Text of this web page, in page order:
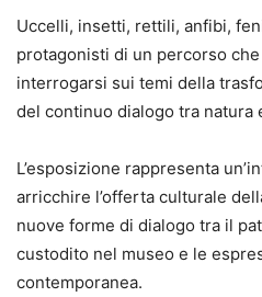
Uccelli, insetti, rettili, anfibi,
protagonisti di un percorso
interrogarsi sui temi della
del continuo dialogo tra natura
L’esposizione rappresenta
arricchire l’offerta culturale
nuove forme di dialogo tra il
custodito nel museo e le
contemporanea.